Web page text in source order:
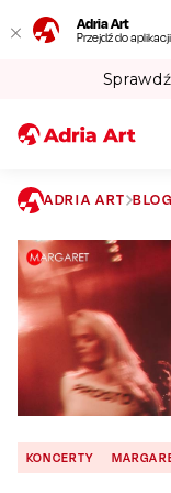
Adria Art
Przejdź do aplikacji
ADRIA ART
KONCERTY